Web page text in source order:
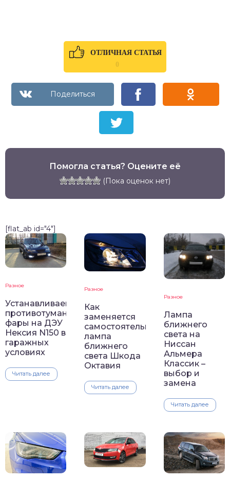
ОТЛИЧНАЯ СТАТЬЯ
0
Помогла статья? Оцените её
(Пока оценок нет)
[flat_ab id="4"]
Разное
Устанавливаем
противотуманные
фары на ДЭУ
Нексия N150 в
гаражных
условиях
Читать далее
Разное
Как
заменяется
самостоятельно
лампа
ближнего
света Шкода
Октавия
Читать далее
Разное
Лампа
ближнего
света на
Ниссан
Альмера
Классик –
выбор и
замена
Читать далее